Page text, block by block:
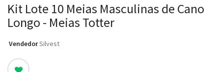
Kit Lote 10 Meias Masculinas de Cano
Longo - Meias Totter
Vendedor: Silvest